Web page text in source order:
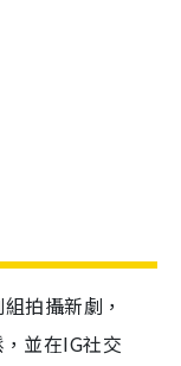
拍攝新劇，
並在IG社交